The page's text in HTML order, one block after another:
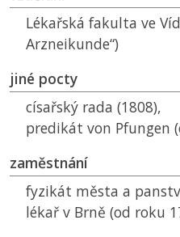
Lékařská fakulta ve
Arzneikunde“)
jiné pocty
císařský rada (1808),
predikát von Pfungen
zaměstnání
fyzikát města a
lékař v Brně (od roku